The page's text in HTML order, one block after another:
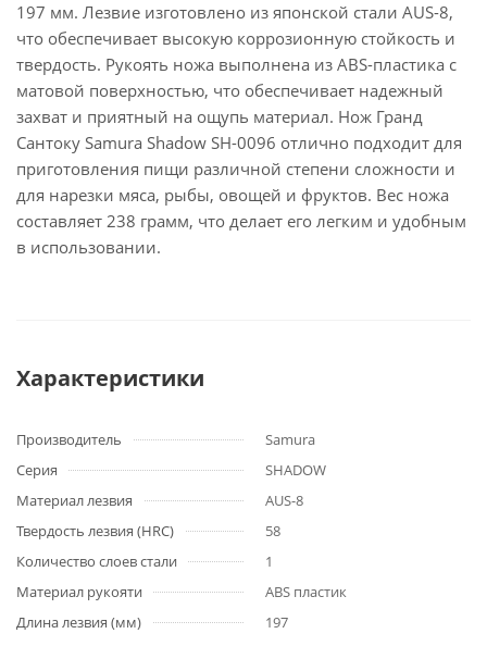
197 мм. Лезвие изготовлено из японской стали AUS-8,
что обеспечивает высокую коррозионную стойкость и
твердость. Рукоять ножа выполнена из ABS-пластика с
матовой поверхностью, что обеспечивает надежный
захват и приятный на ощупь материал. Нож Гранд
Сантоку Samura Shadow SH-0096 отлично подходит для
приготовления пищи различной степени сложности и
для нарезки мяса, рыбы, овощей и фруктов. Вес ножа
составляет 238 грамм, что делает его легким и удобным
в использовании.
Характеристики
Производитель
Samura
Серия
SHADOW
Материал лезвия
AUS-8
Твердость лезвия (HRC)
58
Количество слоев стали
1
Материал рукояти
ABS пластик
Длина лезвия (мм)
197